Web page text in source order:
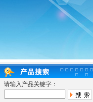
请输入产品关键字：